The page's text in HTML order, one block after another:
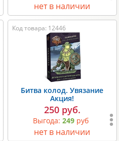
нет в наличии
Код товара: 12446
Битва колод. Увязание
Акция!
250 руб.
Выгода: 249руб
нет в наличии